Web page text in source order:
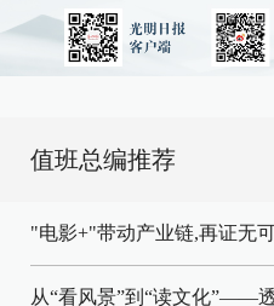
值班总编推荐
"电影+"带动产业链,再证无
从“看风景”到“读文化”——